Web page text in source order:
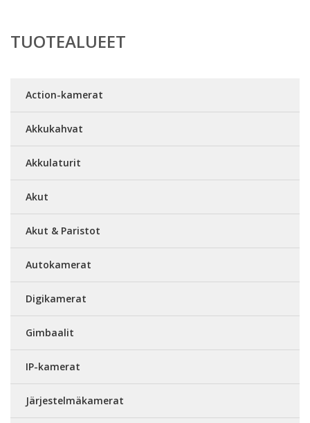
TUOTEALUEET
Action-kamerat
Akkukahvat
Akkulaturit
Akut
Akut & Paristot
Autokamerat
Digikamerat
Gimbaalit
IP-kamerat
Järjestelmäkamerat